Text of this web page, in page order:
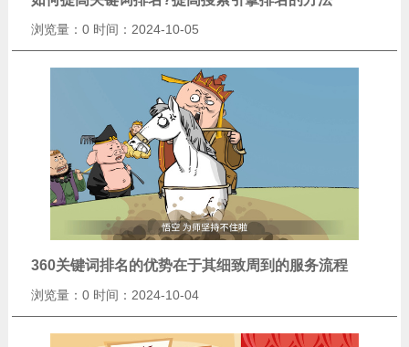
浏览量：0 时间：2024-10-05
360关键词排名的优势在于其细致周到的服务流程
浏览量：0 时间：2024-10-04